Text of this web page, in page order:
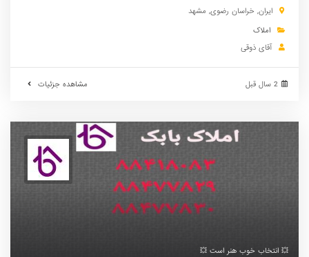
ایران, خراسان رضوی, مشهد
املاک
آقای ذوقی
مشاهده جزئیات 2 سال قبل
💥 انتخاب خوب هنر است 💥